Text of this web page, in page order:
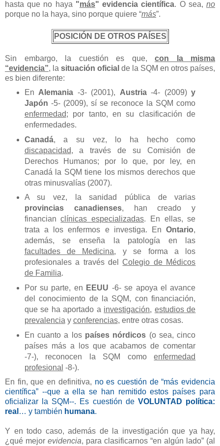
hasta que no haya "más" evidencia científica. O sea,no
porque no la haya, sino porque quiere “más”.
POSICIÓN DE OTROS PAÍSES
Sin embargo, la cuestión es que, con la misma
“evidencia”, la situación oficial de la SQM en otros países,
es bien diferente:
En Alemania -3- (2001), Austria-4- (2009)y
Japón -5- (2009), sí se reconoce la SQM como
enfermedad; por tanto, en su clasificación de
enfermedades.
Canadá, a su vez, lo ha hecho como
discapacidad, a través de su Comisión de
Derechos Humanos; por lo que, por ley, en
Canadá la SQM tiene los mismos derechos que
otras minusvalías (2007).
A su vez, la sanidad pública de varias
provincias canadienses, han creado y
financianclínicas especializadas. En ellas, se
trata a los enfermos e investiga. EnOntario,
además, se enseña la patología en las
facultades de Medicina, y se forma a los
profesionales a través delColegio de Médicos
de Familia.
Por su parte, en EEUU -6- se apoya el avance
del conocimiento de la SQM, con financiación,
que se ha aportado a investigación, estudios de
prevalencia y conferencias, entre otras cosas.
En cuanto a los países nórdicos (o sea, cinco
países más a los que acabamos de comentar
-7-), reconocen la SQM comoenfermedad
profesional -8-).
En fin, que en definitiva, no es cuestión de “más evidencia
científica” --que a ella se han remitido estos países para
oficializar la SQM--. Es cuestión de VOLUNTAD política:
real … y también humana.
Y en todo caso, además de la investigación que ya hay,
¿qué mejor evidencia, para clasificarnos “en algún lado” (al